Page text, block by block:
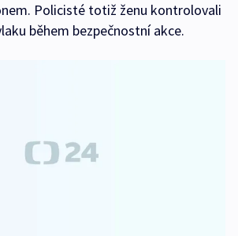
Policisté totiž ženu kontrolovali
během bezpečnostní akce.